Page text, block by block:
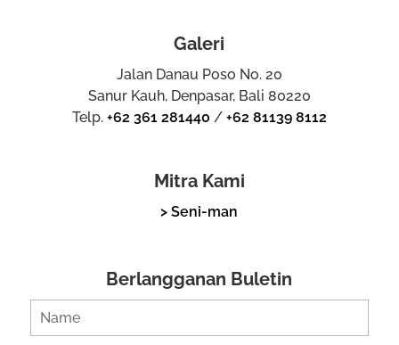
Galeri
Jalan Danau Poso No. 20
Sanur Kauh, Denpasar, Bali 80220
Telp. +62 361 281440 / +62 81139 8112
Mitra Kami
> Seni-man
Berlangganan Buletin